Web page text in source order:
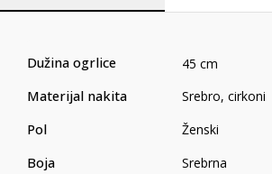
Dužina ogrlice 45 cm
Materijal nakita Srebro, cirkoni
Pol Ženski
Boja Srebrna